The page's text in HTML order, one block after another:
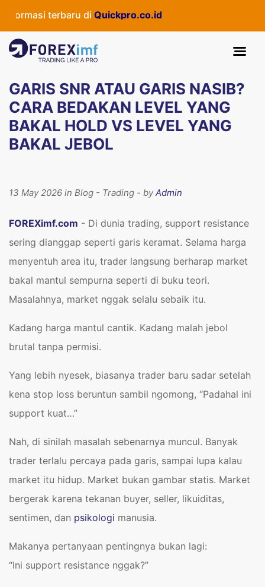
terbaru diQuickpro.co.id
GARIS SNR ATAU GARIS NASIB?
CARA BEDAKAN LEVEL YANG
BAKAL HOLD VS LEVEL YANG
BAKAL JEBOL
13 May 2026 in Blog - Trading - byAdmin
FOREXimf.com - Di dunia trading, support resistance
sering dianggap seperti garis keramat. Selama harga
menyentuh area itu, trader langsung berharap market
bakal mantul sempurna seperti di buku teori.
Masalahnya, market nggak selalu sebaik itu.
Kadang harga mantul cantik. Kadang malah jebol
brutal tanpa permisi.
Yang lebih nyesek, biasanya trader baru sadar setelah
kena stop loss beruntun sambil ngomong, “Padahal ini
support kuat…”
Nah, di sinilah masalah sebenarnya muncul. Banyak
trader terlalu percaya pada garis, sampai lupa kalau
market itu hidup. Market bukan gambar statis. Market
bergerak karena tekanan buyer, seller, likuiditas,
sentimen, dan psikologi manusia.
Makanya pertanyaan pentingnya bukan lagi:
“Ini support resistance nggak?”